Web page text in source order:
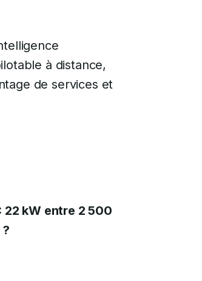
à distance,
de services et
22 kW entre 2 500